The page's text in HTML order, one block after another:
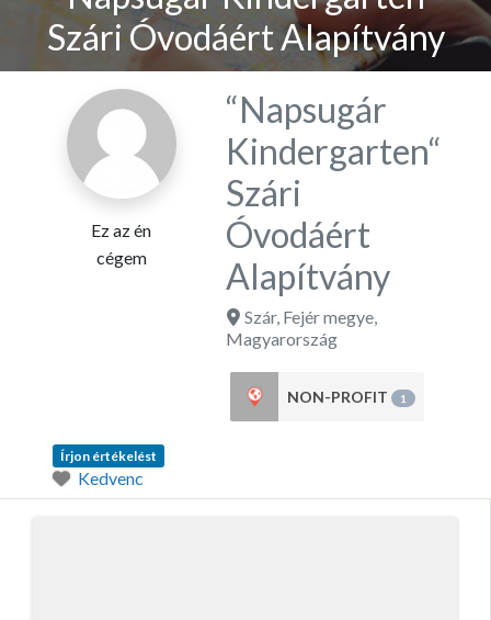
Szári Óvodáért Alapítvány
Ez az én
cégem
“Napsugár
Kindergarten“
Szári
Óvodáért
Alapítvány
Szár, Fejér megye,
Magyarország
NON-PROFIT 1
Írjon értékelést
Kedvenc